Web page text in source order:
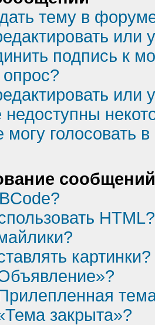
тему в
или
подпись к
опрос?
или
голосовать
HTML?
картинки?
закрыта»?